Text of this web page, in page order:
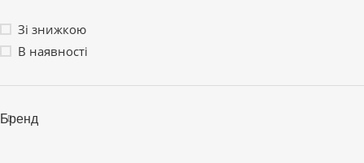
Зі знижкою
В наявності
Бренд